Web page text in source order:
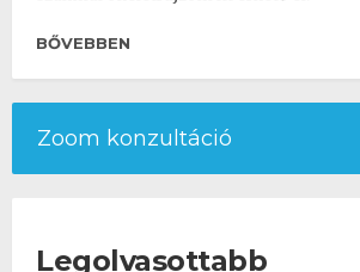
BŐVEBBEN
Zoom konzultáció
Legolvasottabb